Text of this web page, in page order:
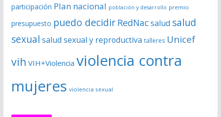
participación Plan nacional población y desarrollo premio
presupuesto puedo decidir RedNacsalud salud
sexual salud sexual y reproductiva talleres Unicef
vih VIH+Violencia violencia contra
mujeres violencia sexual